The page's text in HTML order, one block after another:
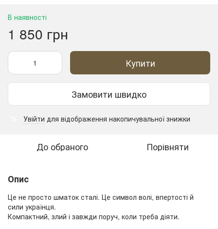
В наявності
1 850 грн
Купити
Замовити швидко
Увійти для відображення накопичувальної знижки
До обраного Порівняти
Опис
Це не просто шматок сталі. Це символ волі, впертості й
сили українця.
Компактний, злий і завжди поруч, коли треба діяти.